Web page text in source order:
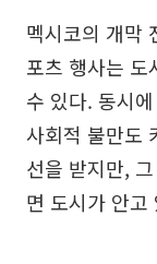
멕시코의 개막
포츠 행사는 도
수 있다. 동시
사회적 불만도
선을 받지만,
면 도시가 안고